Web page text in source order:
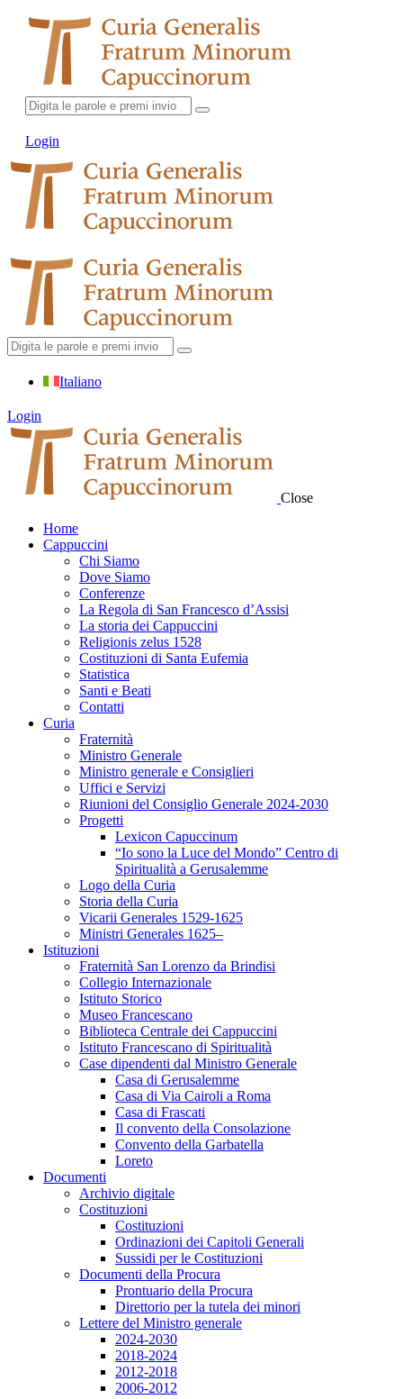
Login
Italiano
Login
Close
Home
Cappuccini
Chi Siamo
Dove Siamo
Conferenze
La Regola di San Francesco d’Assisi
La storia dei Cappuccini
Religionis zelus 1528
Costituzioni di Santa Eufemia
Statistica
Santi e Beati
Contatti
Curia
Fraternità
Ministro Generale
Ministro generale e Consiglieri
Uffici e Servizi
Riunioni del Consiglio Generale 2024-2030
Progetti
Lexicon Capuccinum
“Io sono la Luce del Mondo” Centro di
Spiritualità a Gerusalemme
Logo della Curia
Storia della Curia
Vicarii Generales 1529-1625
Ministri Generales 1625–
Istituzioni
Fraternità San Lorenzo da Brindisi
Collegio Internazionale
Istituto Storico
Museo Francescano
Biblioteca Centrale dei Cappuccini
Istituto Francescano di Spiritualità
Case dipendenti dal Ministro Generale
Casa di Gerusalemme
Casa di Via Cairoli a Roma
Casa di Frascati
Il convento della Consolazione
Convento della Garbatella
Loreto
Documenti
Archivio digitale
Costituzioni
Costituzioni
Ordinazioni dei Capitoli Generali
Sussidi per le Costituzioni
Documenti della Procura
Prontuario della Procura
Direttorio per la tutela dei minori
Lettere del Ministro generale
2024-2030
2018-2024
2012-2018
2006-2012